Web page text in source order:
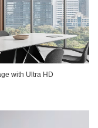
with Ultra HD